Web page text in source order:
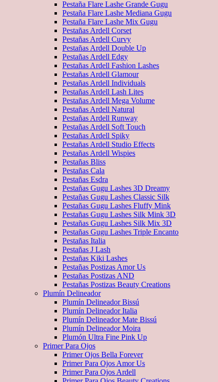
Pestaña Flare Lashe Grande Gugu
Pestaña Flare Lashe Mediana Gugu
Pestaña Flare Lashe Mix Gugu
Pestañas Ardell Corset
Pestañas Ardell Curvy
Pestañas Ardell Double Up
Pestañas Ardell Edgy
Pestañas Ardell Fashion Lashes
Pestañas Ardell Glamour
Pestañas Ardell Individuals
Pestañas Ardell Lash Lites
Pestañas Ardell Mega Volume
Pestañas Ardell Natural
Pestañas Ardell Runway
Pestañas Ardell Soft Touch
Pestañas Ardell Spiky
Pestañas Ardell Studio Effects
Pestañas Ardell Wispies
Pestañas Bliss
Pestañas Cala
Pestañas Esdra
Pestañas Gugu Lashes 3D Dreamy
Pestañas Gugu Lashes Classic Silk
Pestañas Gugu Lashes Fluffy Mink
Pestañas Gugu Lashes Silk Mink 3D
Pestañas Gugu Lashes Silk Mix 3D
Pestañas Gugu Lashes Triple Encanto
Pestañas Italia
Pestañas J Lash
Pestañas Kiki Lashes
Pestañas Postizas Amor Us
Pestañas Postizas AND
Pestañas Postizas Beauty Creations
Plumín Delineador
Plumín Delineador Bissú
Plumín Delineador Italia
Plumín Delineador Mate Bissú
Plumín Delineador Moira
Plumón Ultra Fine Pink Up
Primer Para Ojos
Primer Ojos Bella Forever
Primer Para Ojos Amor Us
Primer Para Ojos Ardell